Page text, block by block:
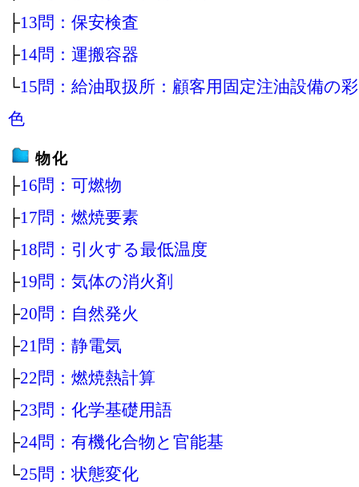
├13問：保安検査
├14問：運搬容器
└15問：給油取扱所：顧客用固定注油設備の彩
色
物化
├16問：可燃物
├17問：燃焼要素
├18問：引火する最低温度
├19問：気体の消火剤
├20問：自然発火
├21問：静電気
├22問：燃焼熱計算
├23問：化学基礎用語
├24問：有機化合物と官能基
└25問：状態変化